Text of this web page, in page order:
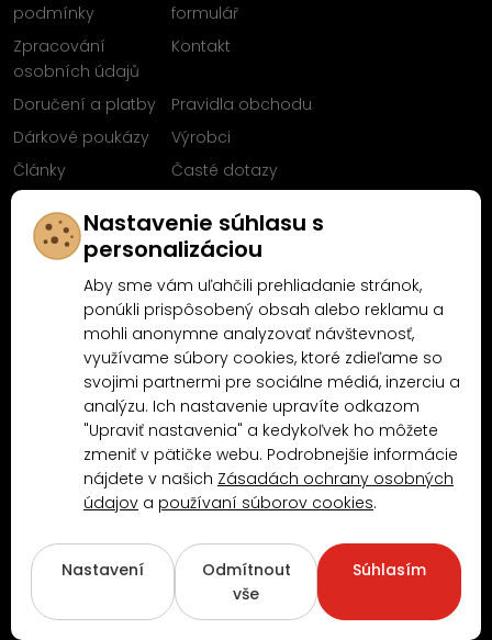
podmínky
formulář
Zpracování
osobních údajů
Kontakt
Doručení a platby
Pravidla obchodu
Dárkové poukázy
Výrobci
Články
Časté dotazy
Facebooku
Proč nakoupit u MN-Modelář.cz
4.9/5(10481x) 4.5/5 (189x)
Copyright © 2026 www.MN-Modelar.cz
. Všechna práva vyhrazena.
Created by
Nastavenie súhlasu s
personalizáciou
Aby sme vám uľahčili prehliadanie stránok,
ponúkli prispôsobený obsah alebo reklamu a
mohli anonymne analyzovať návštevnosť,
využívame súbory cookies, ktoré zdieľame so
svojimi partnermi pre sociálne médiá, inzerciu a
analýzu. Ich nastavenie upravíte odkazom
"Upraviť nastavenia" a kedykoľvek ho môžete
zmeniť v pätičke webu. Podrobnejšie informácie
nájdete v našich Zásadách ochrany osobných
údajov a používaní súborov cookies.
Nastavení
Odmítnout
vše
Súhlasím